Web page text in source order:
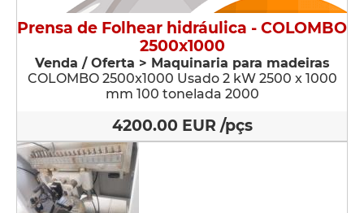
Prensa de Folhear hidráulica - COLOMBO
2500x1000
Venda / Oferta > Maquinaria para madeiras
COLOMBO 2500x1000 Usado 2 kW 2500 x 1000
mm 100 tonelada 2000
4200.00 EUR /pçs